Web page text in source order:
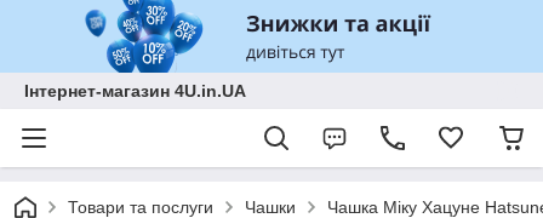
Інтернет-магазин 4U.in.UA
Товари та послуги Чашки Чашка Міку Хацуне